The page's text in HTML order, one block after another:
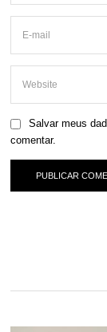
Salvar meus
comentar.